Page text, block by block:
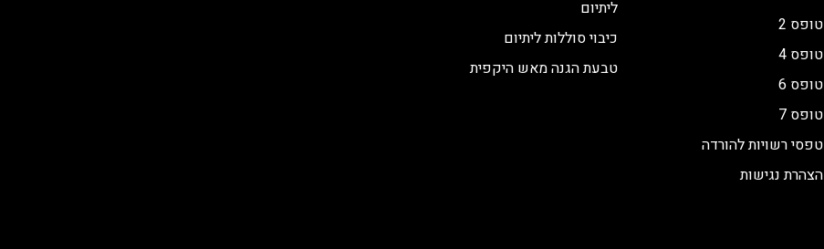
טופס 2
טופס 4
טופס 6
טופס 7
טפסי רשויות להורדה
הצהרת נגישות
ליתיום
כיבוי סוללות ליתיום
טבעת הגנה מאש היקפית